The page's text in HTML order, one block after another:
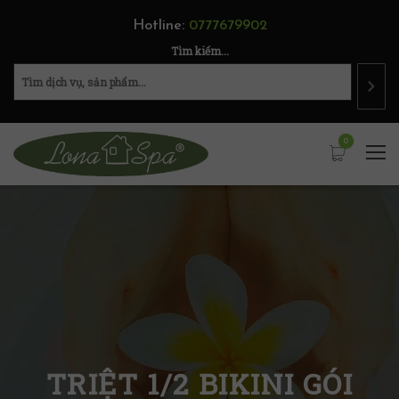
Hotline: 0777679902
Tìm kiếm...
0
TRIỆT 1/2 BIKINI GÓI